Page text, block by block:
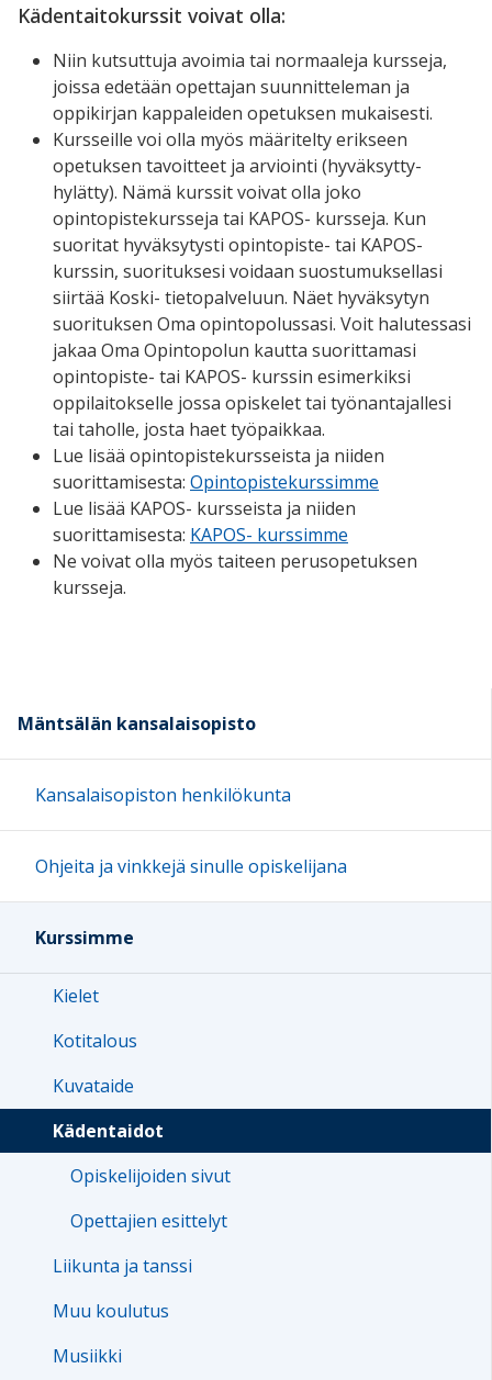
Kädentaitokurssit voivat olla:
Niin kutsuttuja avoimia tai normaaleja kursseja,
joissa edetään opettajan suunnitteleman ja
oppikirjan kappaleiden opetuksen mukaisesti.
Kursseille voi olla myös määritelty erikseen
opetuksen tavoitteet ja arviointi (hyväksytty-
hylätty). Nämä kurssit voivat olla joko
opintopistekursseja tai KAPOS- kursseja. Kun
suoritat hyväksytysti opintopiste- tai KAPOS-
kurssin, suorituksesi voidaan suostumuksellasi
siirtää Koski- tietopalveluun. Näet hyväksytyn
suorituksen Oma opintopolussasi. Voit halutessasi
jakaa Oma Opintopolun kautta suorittamasi
opintopiste- tai KAPOS- kurssin esimerkiksi
oppilaitokselle jossa opiskelet tai työnantajallesi
tai taholle, josta haet työpaikkaa.
Lue lisää opintopistekursseista ja niiden
suorittamisesta: Opintopistekurssimme
Lue lisää KAPOS- kursseista ja niiden
suorittamisesta: KAPOS- kurssimme
Ne voivat olla myös taiteen perusopetuksen
kursseja.
Mäntsälän kansalaisopisto
Kansalaisopiston henkilökunta
Ohjeita ja vinkkejä sinulle opiskelijana
Kurssimme
Kielet
Kotitalous
Kuvataide
Kädentaidot
Opiskelijoiden sivut
Opettajien esittelyt
Liikunta ja tanssi
Muu koulutus
Musiikki